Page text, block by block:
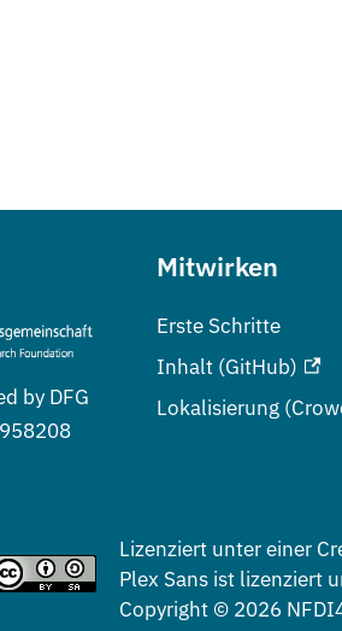
by DFG
Mitwirken
Erste Schritte
Inhalt (GitHub)
Lokalisierung
Lizenziert unter einer
Plex Sans ist lizenziert
Copyright © 2026